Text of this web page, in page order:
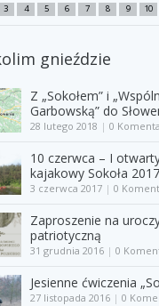
3 4 5 6 7 8 9 10
gnieździe
Z „Sokołem” i
Garbowską” do
28 lutego 2018 | 0
10 czerwca – I
kajakowy Sokoła 2017
3 czerwca 2017 | 0
Zaproszenie na
patriotyczną
31 grudnia 2016 | 0
Jesienne ćwiczenia
27 listopada 2016 | 0